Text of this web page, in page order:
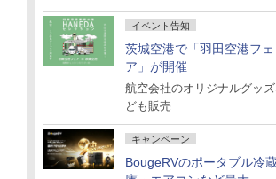
イベント告知
茨城空港で「羽田空港フェ
ア」が開催
航空会社のオリジナルグッ
ども販売
キャンペーン
BougeRVのポータブル冷